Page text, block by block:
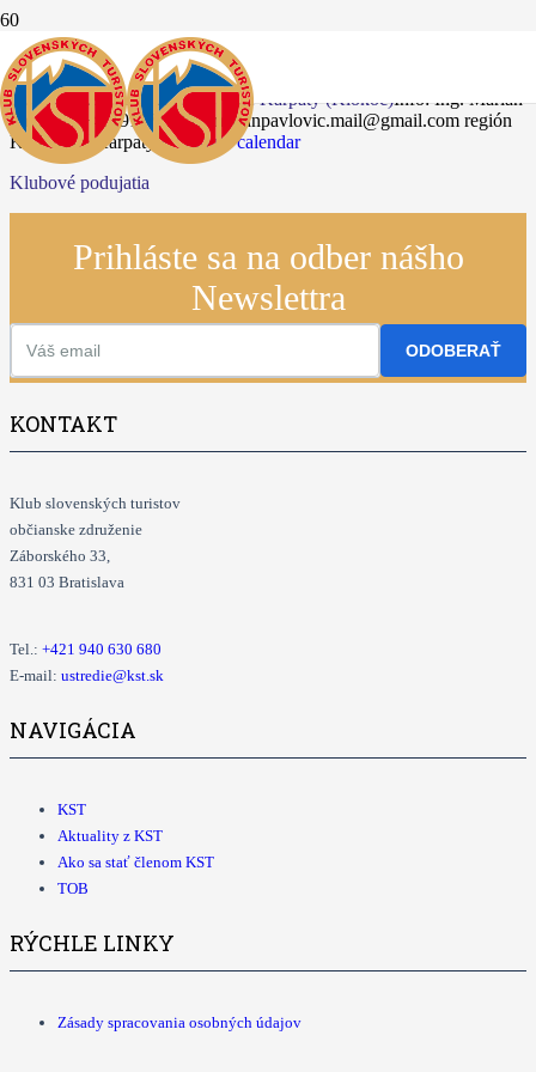
21.06.2025
Stretnutie turistov Regiónu Malé Karpaty (Klokoč)Info: Ing. Marián
Pavlovič +421911712952 marianpavlovic.mail@gmail.com región
KST Malé Karpaty
+ Google calendar
Klubové podujatia
Prihláste sa na odber nášho
Newslettra
ODOBERAŤ
KONTAKT
Klub slovenských turistov
občianske združenie
Záborského 33,
831 03 Bratislava
Tel.: +421 940 630 680
E-mail: ustredie@kst.sk
NAVIGÁCIA
KST
Aktuality z KST
Ako sa stať členom KST
TOB
RÝCHLE LINKY
Zásady spracovania osobných údajov